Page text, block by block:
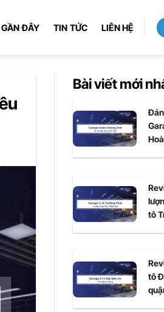
GẦN ĐÂY TIN TỨC LIÊN HỆ
Bài viết mới
tô
tô